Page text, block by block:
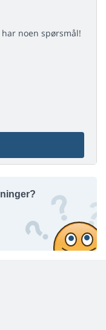
noen spørsmål!